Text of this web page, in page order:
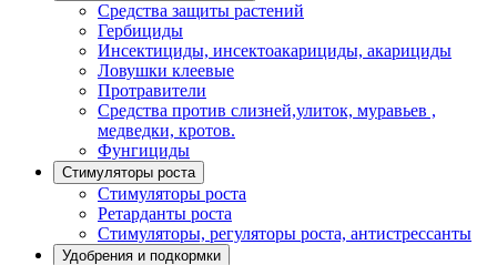
Средства защиты растений
Гербициды
Инсектициды, инсектоакарициды, акарициды
Ловушки клеевые
Протравители
Средства против слизней,улиток, муравьев ,
медведки, кротов.
Фунгициды
Стимуляторы роста
Стимуляторы роста
Ретарданты роста
Стимуляторы, регуляторы роста, антистрессанты
Удобрения и подкормки